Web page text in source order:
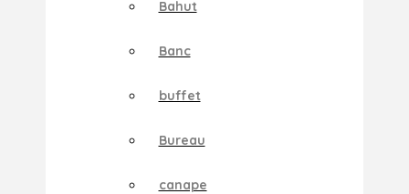
Bahut
Banc
buffet
Bureau
canape